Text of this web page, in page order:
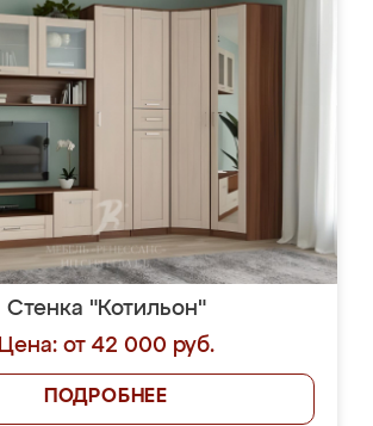
Стенка "Котильон"
Цена: от 42 000 руб.
ПОДРОБНЕЕ